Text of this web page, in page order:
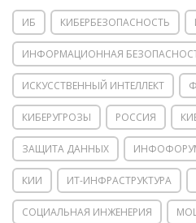
ИБ КИБЕРБЕЗОПАСНОСТЬ
ИНФОРМАЦИОННАЯ
ИСКУССТВЕННЫЙ ИНТЕЛЛЕКТ
КИБЕРУГРОЗЫ РОССИЯ
ЗАЩИТА ДАННЫХ
КИИ ИТ-ИНФРАСТРУКТУРА
СОЦИАЛЬНАЯ ИНЖЕНЕРИЯ